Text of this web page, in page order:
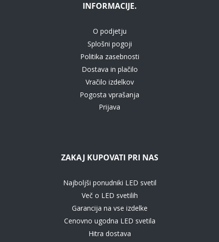
INFORMACIJE.
O podjetju
Splošni pogoji
Politika zasebnosti
Dostava in plačilo
Vračilo izdelkov
Pogosta vprašanja
Prijava
ZAKAJ KUPOVATI PRI NAS
Najboljši ponudniki LED svetil
Več o LED svetilih
Garancija na vse izdelke
Cenovno ugodna LED svetila
Hitra dostava